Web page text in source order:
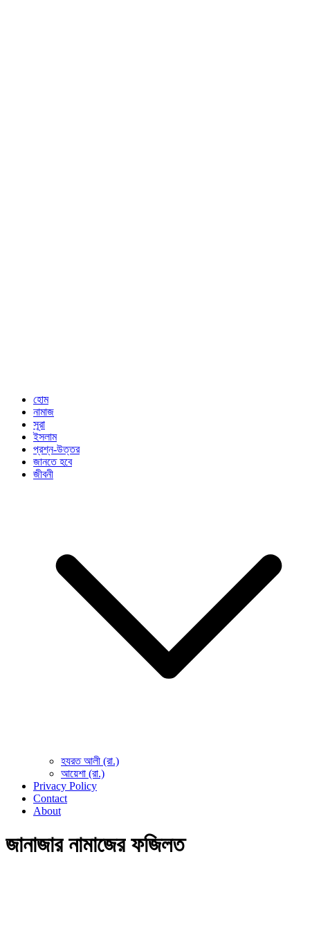
হোম
নামাজ
সূরা
ইসলাম
প্রশ্ন-উত্তর
জানতে হবে
জীবনী
হযরত আলী (রা.)
আয়েশা (রা.)
Privacy Policy
Contact
About
জানাজার নামাজের ফজিলত